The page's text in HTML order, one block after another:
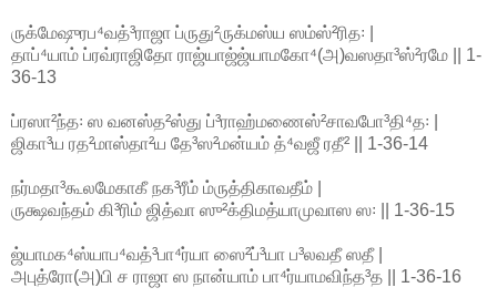
ருக்மேஷுரப⁴வத்³ராஜா ப்ருது²ருக்மஸ்ய ஸம்ஸ்²ரித꞉ |
தாப்⁴யாம் ப்ரவ்ராஜிதோ ராஜ்யாஜ்ஜ்யாமகோ⁴(அ)வஸதா³ஸ்²ரமே || 1-
36-13
ப்ரஸா²ந்த꞉ ஸ வனஸ்த²ஸ்து ப்³ராஹ்மணைஸ்²சாவபோ³தி⁴த꞉ |
ஜிகா³ய ரத²மாஸ்தா²ய தே³ஸ²மன்யம் த்⁴வஜீ ரதீ² || 1-36-14
நர்மதா³கூலமேகாகீ நக³ரீம் ம்ருத்திகாவதீம் |
ருக்ஷவந்தம் கி³ரிம் ஜித்வா ஸு²க்திமத்யாமுவாஸ ஸ꞉ || 1-36-15
ஜ்யாமக⁴ஸ்யாப⁴வத்³பா⁴ர்யா ஸை²ப்³யா ப³லவதீ ஸதீ |
அபுத்ரோ(அ)பி ச ராஜா ஸ நான்யாம் பா⁴ர்யாமவிந்த³த || 1-36-16